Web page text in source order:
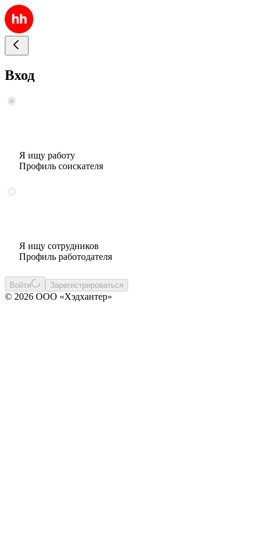
Вход
Я ищу работу
Профиль соискателя
Я ищу сотрудников
Профиль работодателя
Войти Зарегистрироваться
© 2026 ООО «Хэдхантер»